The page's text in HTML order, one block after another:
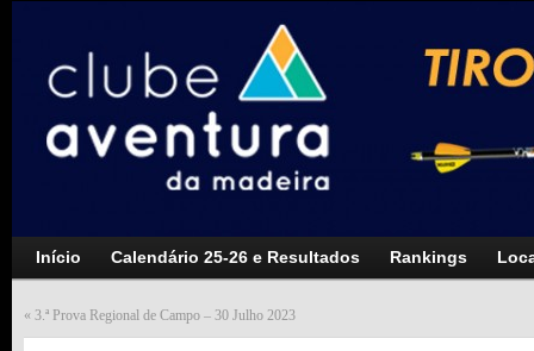
Início Calendário 25-26 e Resultados Rankings
« 3.ª Prova Regional de Campo – 30 Julho 2023